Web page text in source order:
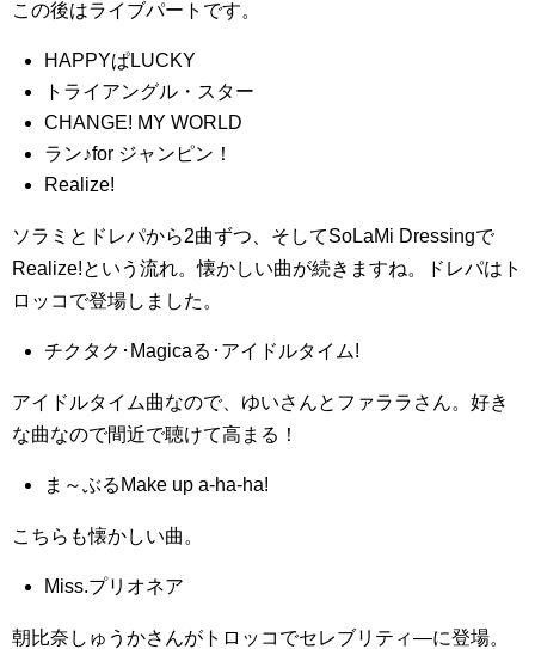
この後はライブパートです。
HAPPYぱLUCKY
トライアングル・スター
CHANGE! MY WORLD
ラン♪for ジャンピン！
Realize!
ソラミとドレパから2曲ずつ、そしてSoLaMi Dressingで
Realize!という流れ。懐かしい曲が続きますね。ドレパはト
ロッコで登場しました。
チクタク･Magicaる･アイドルタイム!
アイドルタイム曲なので、ゆいさんとファララさん。好き
な曲なので間近で聴けて高まる！
ま～ぶるMake up a-ha-ha!
こちらも懐かしい曲。
Miss.プリオネア
朝比奈しゅうかさんがトロッコでセレブリティ―に登場。